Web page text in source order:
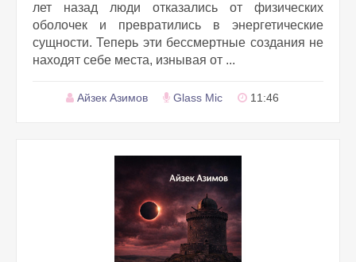
лет назад люди отказались от физических
оболочек и превратились в энергетические
сущности. Теперь эти бессмертные создания не
находят себе места, изнывая от ...
Айзек Азимов Glass Mic 11:46